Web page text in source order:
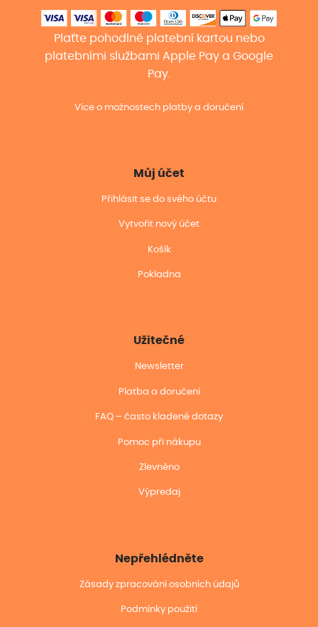
Plaťte pohodlně platební kartou nebo
platebními službami Apple Pay a Google
Pay.
Více o možnostech platby a doručení
Můj účet
Přihlásit se do svého účtu
Vytvořit nový účet
Košík
Pokladna
Užitečné
Newsletter
Platba a doručení
FAQ – často kladené dotazy
Pomoc při nákupu
Zlevněno
Výpredaj
Nepřehlédněte
Zásady zpracování osobních údajů
Podmínky použití